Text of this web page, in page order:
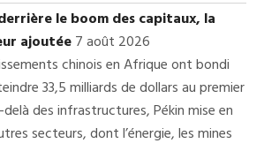
le boom des capitaux, la
ajoutée7 août 2026
chinois en Afrique ont bondi
33,5 milliards de dollars au premier
des infrastructures, Pékin mise en
secteurs, dont l’énergie, les mines